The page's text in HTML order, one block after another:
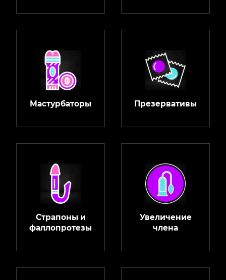
Мастурбаторы Презервативы
Страпоны и
фаллопротезы
Увеличение
члена